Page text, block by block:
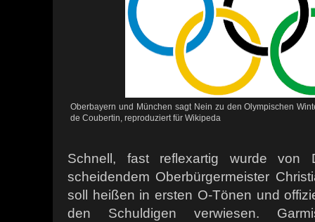
Oberbayern und München sagt Nein zu den Olympischen
de Coubertin, reproduziert für Wikipeda
Schnell, fast reflexartig wurde von
scheidendem Oberbürgermeister
soll heißen in ersten O-Tönen und
den Schuldigen verwiesen.